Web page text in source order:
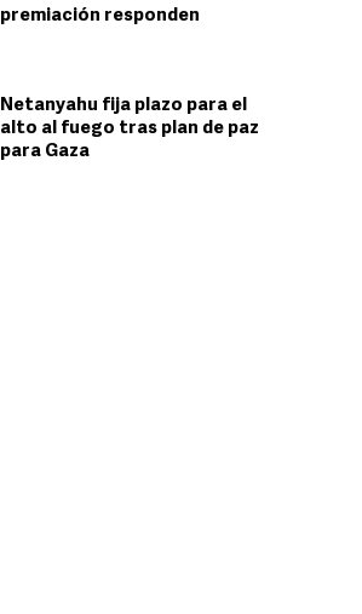
premiación responden
Netanyahu fija plazo para el
alto al fuego tras plan de paz
para Gaza